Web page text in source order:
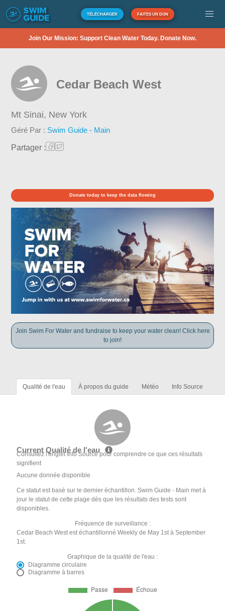
TÉLÉCHARGER FAITES UN DON
Join Our Mission: Support Clean Water Today. Donate Now.
Cedar Beach West
Mt Sinai, New York
Géré Par : Swim Guide - Main
Partager :
Donate today to keep the data flowing
Join Swim For Water and fundraise to keep your water clean! Click here
to join!
Qualité de l'eau À propos du guide Météo Info Source
Current Qualité de l'eau
Consultez l'onglet Info Source pour comprendre ce que ces résultats
signifient
Aucune donnée disponible
Ce statut est basé sur le dernier échantillon. Swim Guide - Main met à
jour le statut de cette plage dès que les résultats des tests sont
disponibles.
Fréquence de surveillance :
Cedar Beach West est échantillonné Weekly de May 1st à September
1st.
Graphique de la qualité de l'eau :
Diagramme circulaire
Diagramme à barres